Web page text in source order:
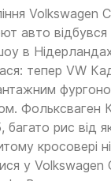
Volkswagen
авто
в
тепер VW
Фольксваген
рис від
кросовері
у Volkswagen